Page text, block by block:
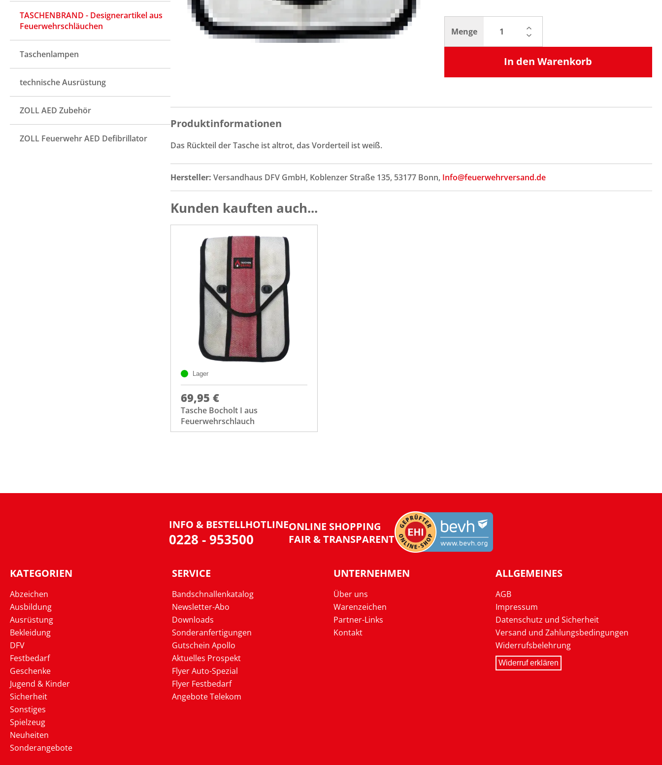
TASCHENBRAND - Designerartikel aus
Feuerwehrschläuchen
Taschenlampen
technische Ausrüstung
ZOLL AED Zubehör
ZOLL Feuerwehr AED Defibrillator
Menge
In den Warenkorb
Produktinformationen
Das Rückteil der Tasche ist altrot, das Vorderteil ist weiß.
Hersteller: Versandhaus DFV GmbH, Koblenzer Straße 135, 53177 Bonn, Info@feuerwehrversand.de
Kunden kauften auch...
Lager
69,95 €
Tasche Bocholt I aus
Feuerwehrschlauch
INFO & BESTELLHOTLINE
0228 - 953500
ONLINE SHOPPING
FAIR & TRANSPARENT
KATEGORIEN
Abzeichen
Ausbildung
Ausrüstung
Bekleidung
DFV
Festbedarf
Geschenke
Jugend & Kinder
Sicherheit
Sonstiges
Spielzeug
Neuheiten
Sonderangebote
SERVICE
Bandschnallenkatalog
Newsletter-Abo
Downloads
Sonderanfertigungen
Gutschein Apollo
Aktuelles Prospekt
Flyer Auto-Spezial
Flyer Festbedarf
Angebote Telekom
UNTERNEHMEN
Über uns
Warenzeichen
Partner-Links
Kontakt
ALLGEMEINES
AGB
Impressum
Datenschutz und Sicherheit
Versand und Zahlungsbedingungen
Widerrufsbelehrung
Widerruf erklären